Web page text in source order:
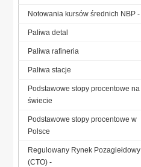
Notowania kursów średnich NBP -
Paliwa detal
Paliwa rafineria
Paliwa stacje
Podstawowe stopy procentowe na
świecie
Podstawowe stopy procentowe w
Polsce
Regulowany Rynek Pozagiełdowy
(CTO) -